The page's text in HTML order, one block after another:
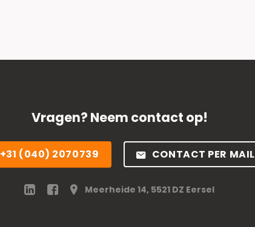
Vragen? Neem contact op!
+31 (040) 2070739 CONTACT PER MAIL
Meerheide 14, 5521 DZ Eersel